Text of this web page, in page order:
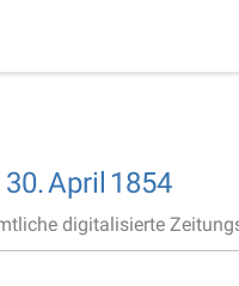
30.April 1854
digitalisierte